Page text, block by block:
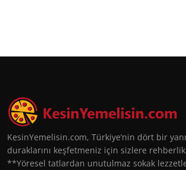
KesinYemelisin.com, Türkiye’nin dört bir
duraklarını keşfetmeniz için sizlere
**Yöresel tatlardan unutulmaz sokak